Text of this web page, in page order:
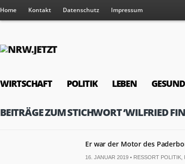
Home Kontakt Datenschutz Impressum
WIRTSCHAFT POLITIK LEBEN
BEITRÄGE ZUM STICHWORT ‘WILFRIED
Er war der Motor des
16. JANUAR 2019 • RESSORT POLITIK